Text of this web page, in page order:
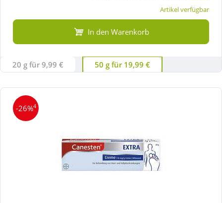
Artikel verfügbar
In den Warenkorb
20 g für 9,99 € 50 g für 19,99 €
-26%4